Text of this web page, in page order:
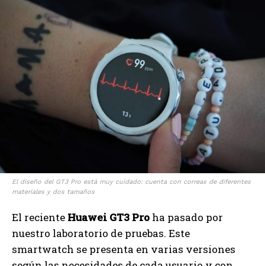
El diseño del GT3 Pro está muy cuidado: cuenta con correas de diferentes
materiales y dos tamaños
El reciente Huawei GT3 Pro ha pasado por
nuestro laboratorio de pruebas. Este
smartwatch se presenta en varias versiones